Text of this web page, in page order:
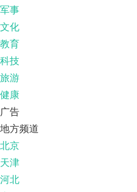
军事
文化
教育
科技
旅游
健康
广告
地方频道
北京
天津
河北